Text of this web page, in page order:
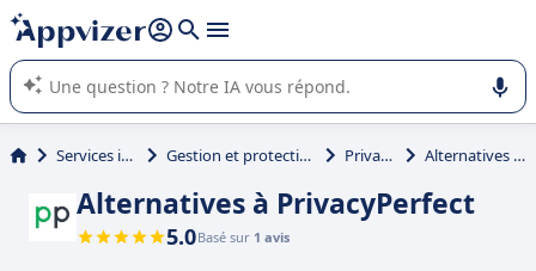
répondre (plusieurs lignes avec
L'IA de Appvizer vous guide dans l'utilisation ou la sélection de
logiciel SaaS en entreprise.
Services informatiques Gestion et protection des données (RGPD) PrivacyPerfect Alternatives à PrivacyPerfect
Alternatives à PrivacyPerfect
5.0Basé sur 1 avis